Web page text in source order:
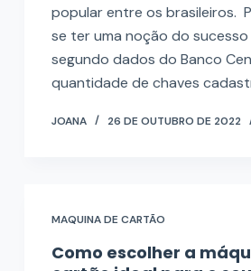
popular entre os brasileiros.
se ter uma noção do sucesso
segundo dados do Banco
quantidade de chaves
JOANA 26 DE OUTUBRO DE 2022
MAQUINA DE CARTÃO
Como escolher a